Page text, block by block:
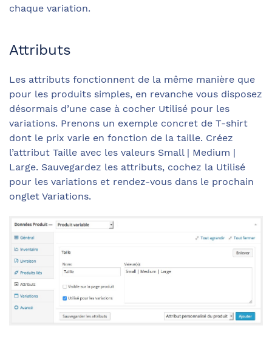
chaque variation.
Attributs
Les attributs fonctionnent de la même manière que
pour les produits simples, en revanche vous disposez
désormais d’une case à cocher Utilisé pour les
variations. Prenons un exemple concret de T-shirt
dont le prix varie en fonction de la taille. Créez
l’attribut Taille avec les valeurs Small | Medium |
Large. Sauvegardez les attributs, cochez la Utilisé
pour les variations et rendez-vous dans le prochain
onglet Variations.